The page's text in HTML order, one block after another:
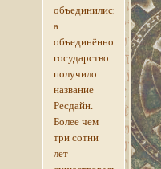
объединились,
а
объединённое
государство
получило
название
Ресдайн.
Более чем
три сотни
лет